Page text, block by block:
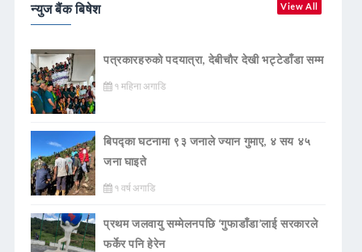
न्युज बैंक बिषेश View All
पत्रकारहरुको पदयात्रा, देबीचौर देखी भट्टेडाँडा सम्म
१ महिना अगाडि
बिपद्का घटनामा ९३ जनाले ज्यान गुमाए, ४ सय ४५
जना घाइते
१ वर्ष अगाडि
प्रथम जलवायु सम्मेलनपछि ‘गुफाडाँडा’लाई सरकारले
फर्केर पनि हेरेन